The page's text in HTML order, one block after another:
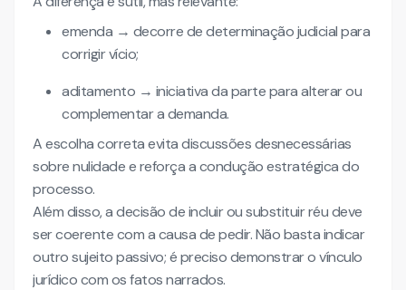
emenda → decorre de determinação judicial para
corrigir vício;
aditamento → iniciativa da parte para alterar ou
complementar a demanda.
A escolha correta evita discussões desnecessárias
sobre nulidade e reforça a condução estratégica do
processo.
Além disso, a decisão de incluir ou substituir réu deve
ser coerente com a causa de pedir. Não basta indicar
outro sujeito passivo; é preciso demonstrar o vínculo
jurídico com os fatos narrados.